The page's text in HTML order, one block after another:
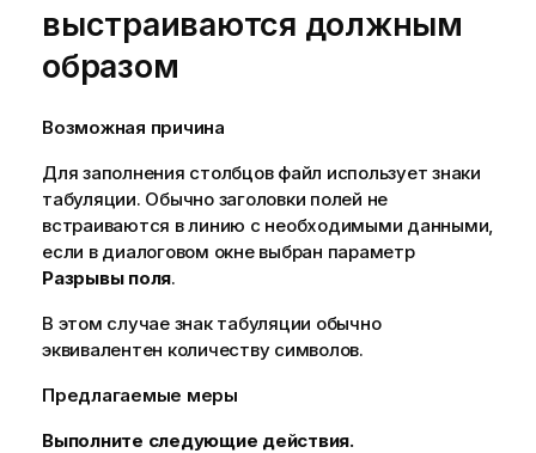
выстраиваются должным
образом
Возможная причина
Для заполнения столбцов файл использует знаки
табуляции. Обычно заголовки полей не
встраиваются в линию с необходимыми данными,
если в диалоговом окне выбран параметр
Разрывы поля.
В этом случае знак табуляции обычно
эквивалентен количеству символов.
Предлагаемые меры
Выполните следующие действия.